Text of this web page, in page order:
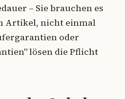
– Sie brauchen es
Artikel, nicht einmal
oder
lösen die Pflicht